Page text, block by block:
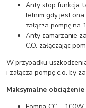
Anty stop funkcja
letnim gdy jest
załącza pompę na
Anty zamarzanie
C.O. załączając
W przypadku
i załącza pompę c.o. by
Maksymalne